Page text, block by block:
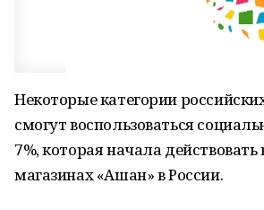
Некоторые категории
смогут воспользоваться
7%, которая начала действовать
магазинах «Ашан» в России.